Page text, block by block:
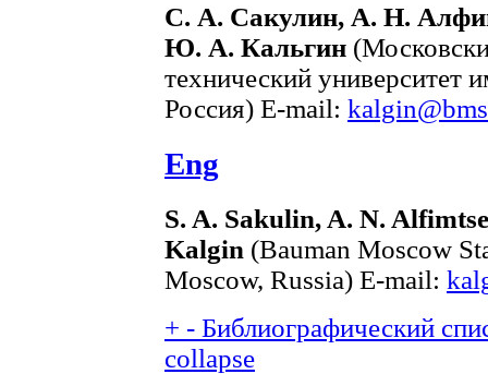
С. А. Сакулин, А. Н.
Ю. А. Кальгин
технический
Россия) E-mail:
Eng
S. A. Sakulin, A. N.
Kalgin (Bauman Moscow
Moscow, Russia) E-mail:
+ - Библиографический
collapse